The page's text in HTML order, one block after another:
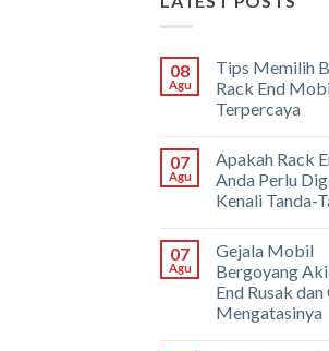
08
Agu
Tips Memilih
Rack End
Terpercaya
07
Agu
Apakah Rack
Anda Perlu
Kenali Tanda-
07
Agu
Gejala Mobil
Bergoyang
End Rusak dan
Mengatasinya